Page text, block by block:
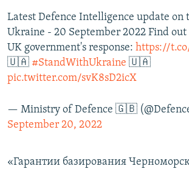
Latest Defence Intelligence update on
Ukraine - 20 September 2022 Find
UK government's response: https://
🇺🇦 #StandWithUkraine 🇺🇦
pic.twitter.com/svK8sD2icX
— Ministry of Defence 🇬🇧
September 20, 2022
«Гарантии базирования